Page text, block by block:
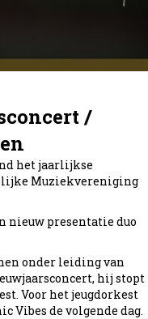
/
het jaarlijkse
Muziekvereniging
nieuw presentatie duo
onder leiding van
hij stopt
Voor het jeugdorkest
Vibes de volgende dag.